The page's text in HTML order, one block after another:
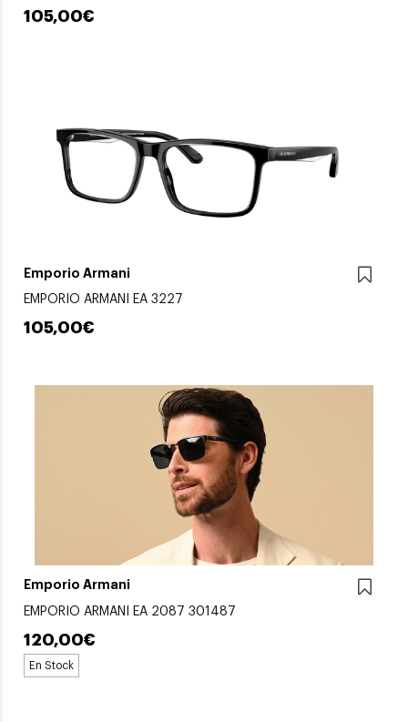
105,00€
Emporio Armani
EMPORIO ARMANI EA 3227
105,00€
Emporio Armani
EMPORIO ARMANI EA 2087 301487
120,00€
En Stock